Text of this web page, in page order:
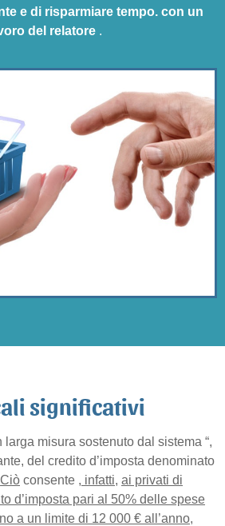
e di risparmiare tempo. con un
del relatore .
significativi
misura sostenuto dal sistema “,
del credito d’imposta denominato
Ciò consente , infatti, ai privati di
d’imposta pari al 50% delle spese
a un limite di 12 000 € all’anno,